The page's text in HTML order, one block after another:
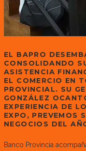
EL BAPRO
CONSOLIDANDO
ASISTENCIA
EL COMERCIO EN
PROVINCIAL. SU
GONZÁLEZ
EXPERIENCIA DE
EXPO, PREVEMOS
NEGOCIOS DEL
Banco Provincia